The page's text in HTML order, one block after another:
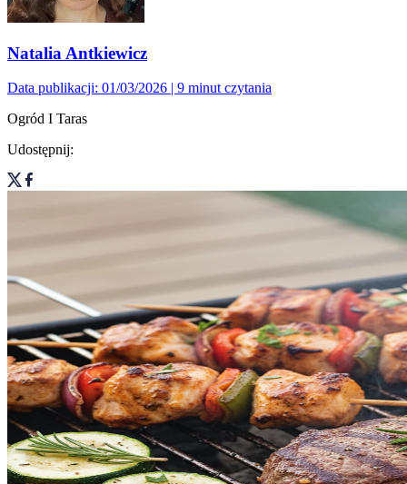
Natalia Antkiewicz
Data publikacji: 01/03/2026 | 9 minut czytania
Ogród I Taras
Udostępnij: